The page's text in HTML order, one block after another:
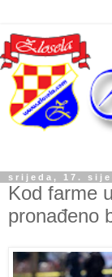
srijeda, 17.
Kod farme
pronađeno